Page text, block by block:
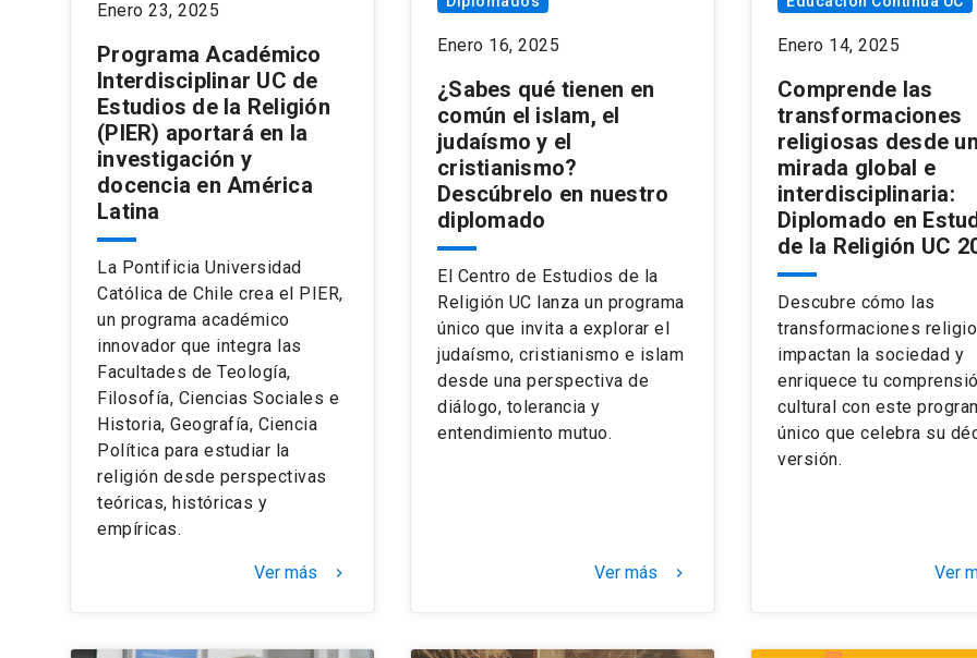
Enero 23, 2025
Programa Académico
Interdisciplinar UC de
Estudios de la Religión
(PIER) aportará en la
investigación y
docencia en América
Latina
La Pontificia Universidad
Católica de Chile crea el PIER,
un programa académico
innovador que integra las
Facultades de Teología,
Filosofía, Ciencias Sociales e
Historia, Geografía, Ciencia
Política para estudiar la
religión desde perspectivas
teóricas, históricas y
empíricas.
Ver más keyboard_arrow_right
Enero 16, 2025
¿Sabes qué tienen en
común el islam, el
judaísmo y el
cristianismo?
Descúbrelo en nuestro
diplomado
El Centro de Estudios de la
Religión UC lanza un programa
único que invita a explorar el
judaísmo, cristianismo e islam
desde una perspectiva de
diálogo, tolerancia y
entendimiento mutuo.
Ver más keyboard_arrow_right
Enero 14, 2025
Comprende las
transformaciones
religiosas desde
mirada global e
interdisciplinaria:
Diplomado en
de la Religión UC
Descubre cómo las
transformaciones
impactan la sociedad y
enriquece tu
cultural con este
único que celebra su
versión.
Ver